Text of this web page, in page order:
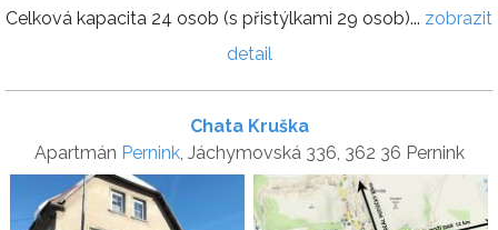
Celková kapacita 24 osob (s přistýlkami 29 osob)... zobrazit
detail
Chata Kruška
Apartmán Pernink, Jáchymovská 336, 362 36 Pernink